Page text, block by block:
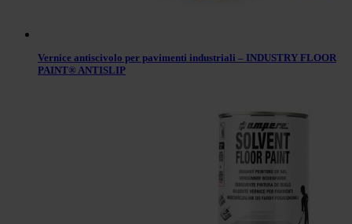
Vernice antiscivolo per pavimenti industriali – INDUSTRY FLOOR
PAINT® ANTISLIP